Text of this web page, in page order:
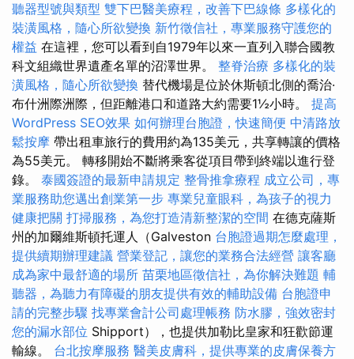
聽器型號與類型 雙下巴醫美療程，改善下巴線條 多樣化的
裝潢風格，隨心所欲變換 新竹徵信社，專業服務守護您的
權益 在這裡，您可以看到自1979年以來一直列入聯合國教
科文組織世界遺產名單的沼澤世界。 整脊治療 多樣化的裝
潢風格，隨心所欲變換 替代機場是位於休斯頓北側的喬治·
布什洲際洲際，但距離港口和道路大約需要1½小時。 提高
WordPress SEO效果 如何辦理台胞證，快速簡便 中清路放
鬆按摩 帶出租車旅行的費用約為135美元，共享轉讓的價格
為55美元。 轉移開始不斷將乘客從項目帶到終端以進行登
錄。 泰國簽證的最新申請規定 整骨推拿療程 成立公司，專
業服務助您邁出創業第一步 專業兒童眼科，為孩子的視力
健康把關 打掃服務，為您打造清新整潔的空間 在德克薩斯
州的加爾維斯頓托運人（Galveston 台胞證過期怎麼處理，
提供續期辦理建議 營業登記，讓您的業務合法經營 讓客廳
成為家中最舒適的場所 苗栗地區徵信社，為你解決難題 輔
聽器，為聽力有障礙的朋友提供有效的輔助設備 台胞證申
請的完整步驟 找專業會計公司處理帳務 防水膠，強效密封
您的漏水部位 Shipport），也提供加勒比皇家和狂歡節運
輸線。 台北按摩服務 醫美皮膚科，提供專業的皮膚保養方